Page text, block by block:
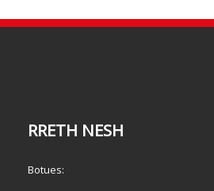
RRETH NESH
Botues: